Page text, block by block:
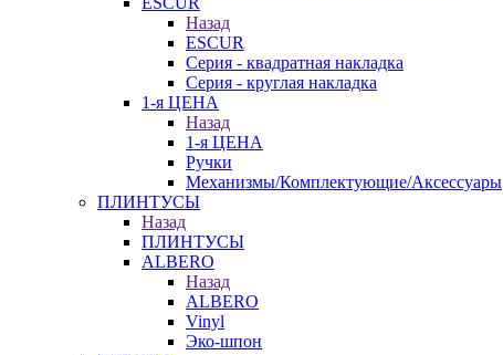
Назад
ESCUR
Серия - квадратная накладка
Серия - круглая накладка
1-я ЦЕНА
Назад
1-я ЦЕНА
Ручки
Механизмы/Комплектующие/Аксессуары
ПЛИНТУСЫ
Назад
ПЛИНТУСЫ
ALBERO
Назад
ALBERO
Vinyl
Эко-шпон